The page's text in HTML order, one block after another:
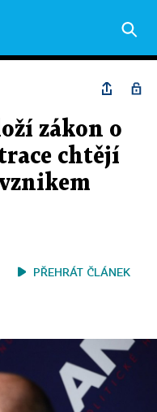
zákon o
chtějí
PŘEHRÁT ČLÁNEK